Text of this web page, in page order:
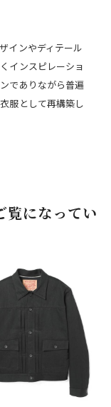
インやディテール
インスピレーショ
でありながら普遍
服として再構築し
覧になってい